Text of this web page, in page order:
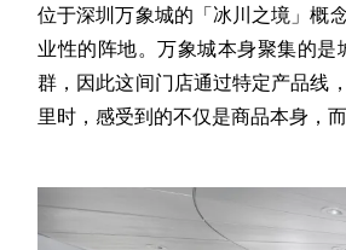
位于深圳万象城的「冰川之境」概
业性的阵地。万象城本身聚集的
群，因此这间门店通过特定产品线
里时，感受到的不仅是商品本身，